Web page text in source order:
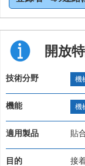
開放
技術分野 機
機能 機
適用製品 貼
目的 接